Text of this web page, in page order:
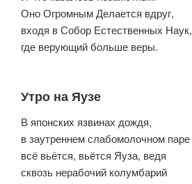
Оно Огромным Делается вдруг,
входя в Собор Естественных Наук,
где верующий больше веры.
Утро на Яузе
В японских язвинах дождя,
в заутреннем слабомолочном паре
всё вьётся, вьётся Яуза, ведя
сквозь нерабочий колумбарий